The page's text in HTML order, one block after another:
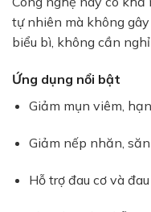
tự nhiên mà không
biểu bì, không cần
Ứng dụng nổi bật
Giảm mụn viêm,
Giảm nếp nhăn,
Hỗ trợ đau cơ và